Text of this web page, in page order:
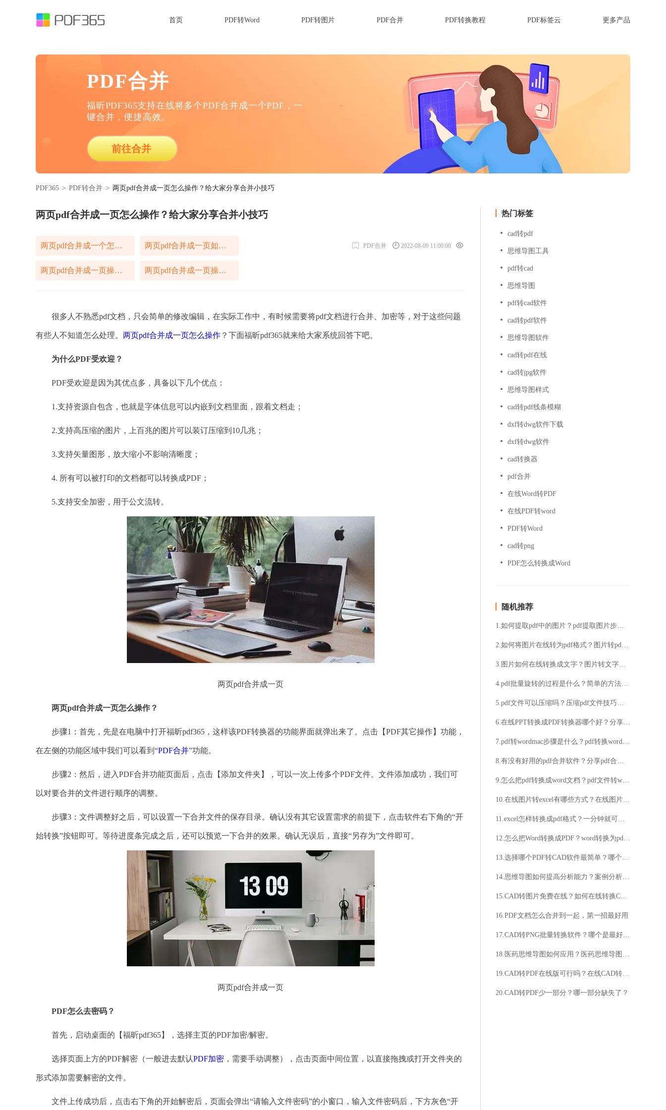
首页 PDF转Word PDF转图片 PDF合并 PDF转换教程 PDF标签云 更多产品
PDF合并
福昕PDF365支持在线将多个PDF合并成一个PDF，一
键合并，便捷高效。
前往合并
PDF365 > PDF转合并 > 两页pdf合并成一页怎么操作？给大家分享合并小技巧
两页pdf合并成一页怎么操作？给大家分享合并小技巧
两页pdf合并成一个怎么操作 两页pdf合并成一页如何操作
两页pdf合并成一页操作办法 两页pdf合并成一页操作步骤
PDF合并 2022-08-09 11:00:00
很多人不熟悉pdf文档，只会简单的修改编辑，在实际工作中，有时候需要将pdf文档进行合并、加密等，对于这些问题
有些人不知道怎么处理。 两页pdf合并成一页怎么操作 ？下面福昕pdf365就来给大家系统回答下吧。
为什么PDF受欢迎？
PDF受欢迎是因为其优点多，具备以下几个优点：
1.支持资源自包含，也就是字体信息可以内嵌到文档里面，跟着文档走；
2.支持高压缩的图片，上百兆的图片可以装订压缩到10几兆；
3.支持矢量图形，放大缩小不影响清晰度；
4. 所有可以被打印的文档都可以转换成PDF；
5.支持安全加密，用于公文流转。
两页pdf合并成一页
两页pdf合并成一页怎么操作？
步骤1：首先，先是在电脑中打开福昕pdf365，这样该PDF转换器的功能界面就弹出来了。点击【PDF其它操作】功能，
在左侧的功能区域中我们可以看到“PDF合并”功能。
步骤2：然后，进入PDF合并功能页面后，点击【添加文件夹】，可以一次上传多个PDF文件。文件添加成功，我们可
以对要合并的文件进行顺序的调整。
步骤3：文件调整好之后，可以设置一下合并文件的保存目录。确认没有其它设置需求的前提下，点击软件右下角的“开
始转换”按钮即可。等待进度条完成之后，还可以预览一下合并的效果。确认无误后，直接“另存为”文件即可。
两页pdf合并成一页
PDF怎么去密码？
首先，启动桌面的【福昕pdf365】，选择主页的PDF加密/解密。
选择页面上方的PDF解密（一般进去默认PDF加密 ，需要手动调整），点击页面中间位置，以直接拖拽或打开文件夹的
形式添加需要解密的文件。
文件上传成功后，点击右下角的开始解密后，页面会弹出“请输入文件密码”的小窗口，输入文件密码后，下方灰色“开
热门标签
cad转pdf
思维导图工具
pdf转cad
思维导图
pdf转cad软件
cad转pdf软件
思维导图软件
cad转pdf在线
cad转jpg软件
思维导图样式
cad转pdf线条模糊
dxf转dwg软件下载
dxf转dwg软件
cad转换器
pdf合并
在线Word转PDF
在线PDF转word
PDF转Word
cad转png
PDF怎么转换成Word
随机推荐
1.如何提取pdf中的图片？pdf提取图片步骤分享
2.如何将图片在线转为pdf格式？图片转pdf在线操作的步骤
3.图片如何在线转换成文字？图片转文字在线转换的方法
4.pdf批量旋转的过程是什么？简单的方法分享给你
5.pdf文件可以压缩吗？压缩pdf文件技巧分享
6.在线PPT转换成PDF转换器哪个好？分享好用的转换工具
7.pdf转wordmac步骤是什么？pdf转换word方法推荐
8.有没有好用的pdf合并软件？分享pdf合并操作步骤
9.怎么把pdf转换成word文档？pdf文件转word的教程
10.在线图片转excel有哪些方式？在线图片转excel工具简介
11.excel怎样转换成pdf格式？一分钟就可以学会
12.怎么把Word转换成PDF？word转换为pdf文件的教程
13.选择哪个PDF转CAD软件最简单？哪个PDF转CAD软件好用又简单？
14.思维导图如何提高分析能力？案例分析方法如何应用？
15.CAD转图片免费在线？如何在线转换CAD为图片？
16.PDF文档怎么合并到一起，第一招最好用
17.CAD转PNG批量转换软件？哪个是最好用的？
18.医药思维导图如何应用？医药思维导图有何优势？
19.CAD转PDF在线版可行吗？在线CAD转PDF靠谱吗？
20.CAD转PDF少一部分？哪一部分缺失了？